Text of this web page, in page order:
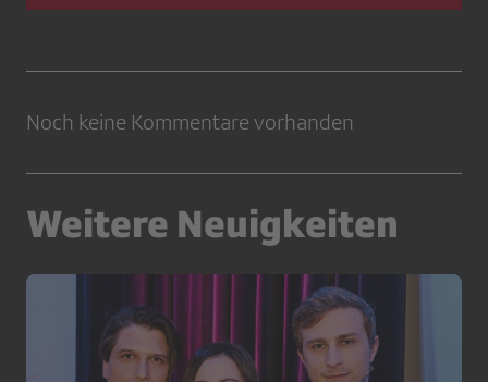
Noch keine Kommentare vorhanden
Weitere Neuigkeiten